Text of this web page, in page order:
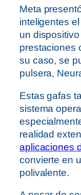
Meta
inteligentes
un
prestaciones
su caso, se
pulsera,
Estas gafas
sistema
realidad
aplicaciones
convierte en
polivalente.